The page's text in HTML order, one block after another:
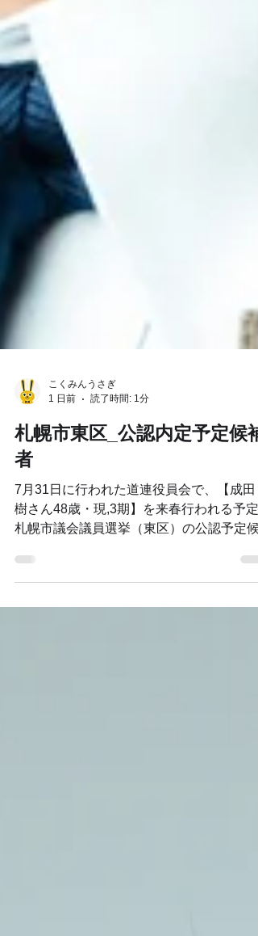
1 日前
読了時間: 1分
札幌市東区_公認内定予定候補
者
7月31日に行われた道連役員会で、【成田
札幌市議会議員選挙（東区）の公認予定候
者として本部に公認申請することを決定。